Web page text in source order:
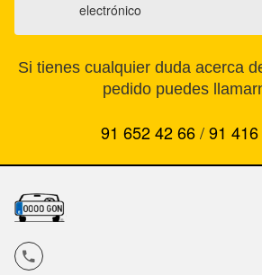
electrónico
Si tienes cualquier duda acerca
pedido puedes
91 652 42 66 /91